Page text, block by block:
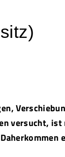
,
versucht,